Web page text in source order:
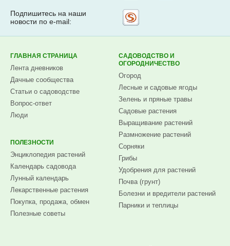
Подпишитесь на наши
новости по e-mail:
ГЛАВНАЯ СТРАНИЦА
Лента дневников
Дачные сообщества
Статьи о садоводстве
Вопрос-ответ
Люди
ПОЛЕЗНОСТИ
Энциклопедия растений
Календарь садовода
Лунный календарь
Лекарственные растения
Покупка, продажа, обмен
Полезные советы
САДОВОДСТВО И
ОГОРОДНИЧЕСТВО
Огород
Лесные и садовые ягоды
Зелень и пряные травы
Садовые растения
Выращивание растений
Размножение растений
Сорняки
Грибы
Удобрения для растений
Почва (грунт)
Болезни и вредители растений
Парники и теплицы